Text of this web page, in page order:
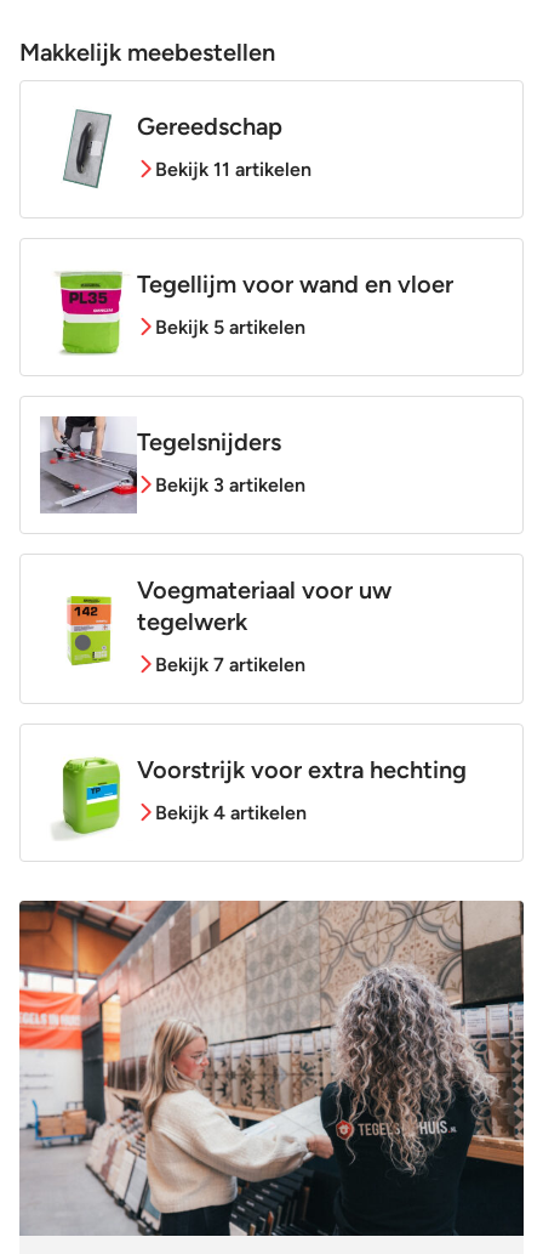
Makkelijk meebestellen
Gereedschap
Bekijk 11 artikelen
Tegellijm voor wand en vloer
Bekijk 5 artikelen
Tegelsnijders
Bekijk 3 artikelen
Voegmateriaal voor uw
tegelwerk
Bekijk 7 artikelen
Voorstrijk voor extra hechting
Bekijk 4 artikelen